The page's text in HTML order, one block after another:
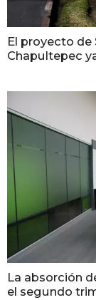
El proyecto de
Chapultepec
La absorción
el segundo